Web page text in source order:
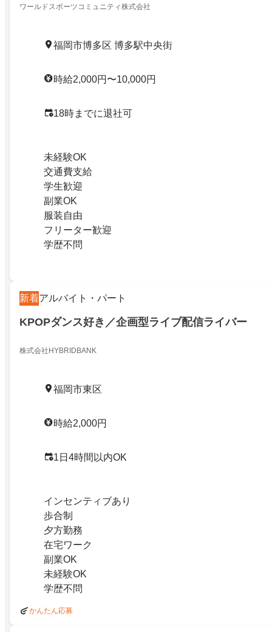
ワールドスポーツコミュニティ株式会社
福岡市博多区 博多駅中央街
時給2,000円〜10,000円
18時までに退社可
未経験OK
交通費支給
学生歓迎
副業OK
服装自由
フリーター歓迎
学歴不問
新着アルバイト・パート
KPOPダンス好き／企画型ライブ配信ライバー
株式会社HYBRIDBANK
福岡市東区
時給2,000円
1日4時間以内OK
インセンティブあり
歩合制
夕方勤務
在宅ワーク
副業OK
未経験OK
学歴不問
かんたん応募